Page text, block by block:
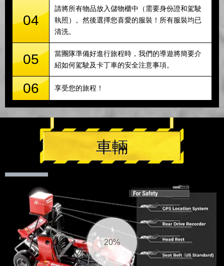
04
請將所有物品放入儲物櫃中（需要身份證和駕駛
執照）。然後選擇您喜愛的服裝！所有服裝均已
清洗。
05
當團隊準備好進行旅程時，我們的導遊將簡要介
紹如何駕駛及卡丁車的安全注意事項。
06 享受您的旅程！
車輛
20%